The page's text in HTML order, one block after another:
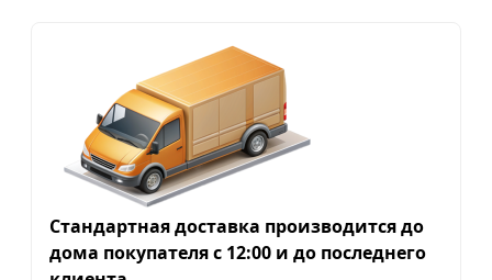
Стандартная доставка производится до
дома покупателя с 12:00 и до последнего